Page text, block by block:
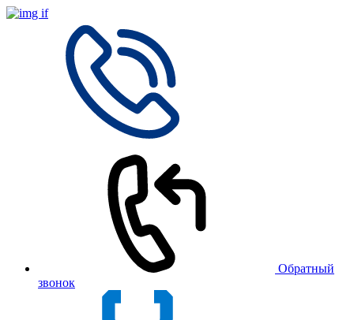
Обратный
звонок